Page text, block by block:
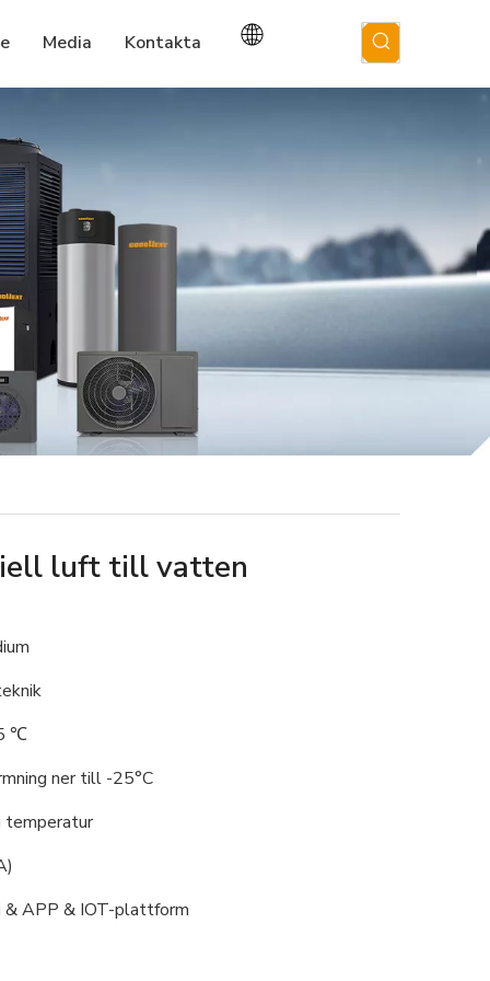
Media Kontakta
luft till vatten
℃
ner till -25°C
& APP & IOT-plattform